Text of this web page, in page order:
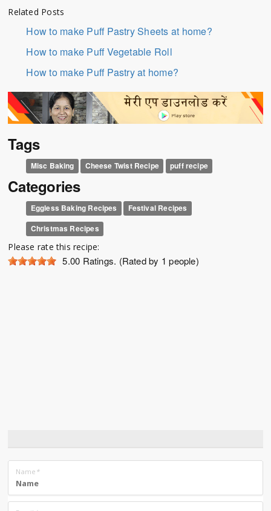
Related Posts
How to make Puff Pastry Sheets at home?
How to make Puff Vegetable Roll
How to make Puff Pastry at home?
Tags
Misc Baking Cheese Twist Recipe puff recipe
Categories
Eggless Baking Recipes
Festival Recipes
Christmas Recipes
Please rate this recipe:
5.00 Ratings. (Rated by 1 people)
Name *